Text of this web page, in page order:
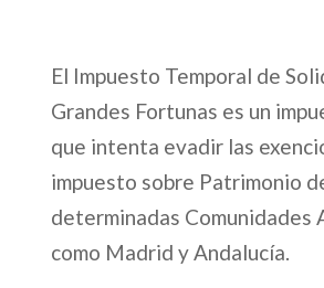
El Impuesto Temporal de
Grandes Fortunas es un
que intenta evadir las
impuesto sobre Patrimonio
determinadas Comunidades
como Madrid y Andalucía.